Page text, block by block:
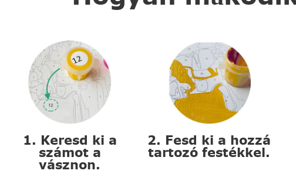
1. Keresd ki a
számot a
vásznon.
2. Fesd ki a hozzá
tartozó festékkel.